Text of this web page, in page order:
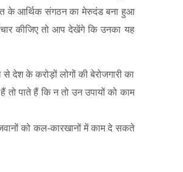
के आर्थिक संगठन का मेरुदंड बना हुआ
कीजिए तो आप देखेंगे कि उनका यह
देश के करोड़ों लोगों की बेरोजगारी का
तो पाते हैं कि न तो उन उपायों को काम
को कल-कारखानों में काम दे सकते